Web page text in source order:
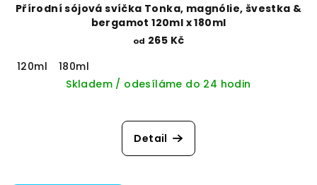
Přírodní sójová svíčka Tonka, magnólie, švestka &
bergamot 120ml x 180ml
od 265 Kč
120ml
180ml
Skladem / odesíláme do 24 hodin
Detail